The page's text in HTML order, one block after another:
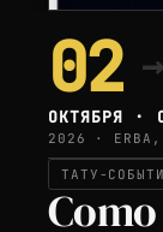
02 →
ОКТЯБРЯ ·
2026 ·
ТАТУ-